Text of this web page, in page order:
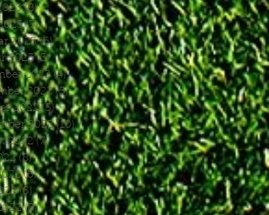
(8)8 Beiträge
(7)7 Beiträge
2023 (6)6 Beiträge
2023 (3)3 Beiträge
2022 (4)4 Beiträge
2022 (5)5 Beiträge
2022 (5)5 Beiträge
2022 (10)10 Beiträge
2022 (7)7 Beiträge
(8)8 Beiträge
(8)8 Beiträge
(5)5 Beiträge
(8)8 Beiträge